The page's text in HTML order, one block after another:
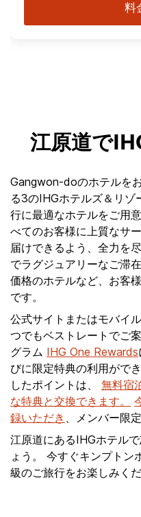
料
江原道で
Gangwon-doのホテルを
る3のIHGホテルズ＆リ
行に最適なホテルをご用
べてのお客様に上質なサ
届けできるよう、全力を
でラグジュアリーなご滞
価格のホテルなど、お客
です。
公式サイトまたはモバイ
つでもベストレートでご
グラム IHG One Rewards
びに限定特典の利用がで
したポイントは、 無料宿
な特典と交換できます。
録いただき 、メンバー限
江原道にあるIHGホテル
ょう。 今すぐキンプトン
級のご旅行をお楽しみくだ